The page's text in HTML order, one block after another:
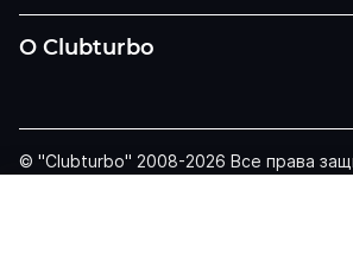
О Clubturbo
© "Clubturbo" 2008-2026 Все права